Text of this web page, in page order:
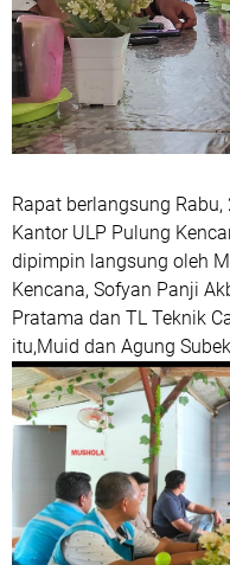
Rapat berlangsung
Kantor ULP Pulung
dipimpin langsung oleh
Kencana, Sofyan Panji
Pratama dan TL Teknik
itu,Muid dan Agung